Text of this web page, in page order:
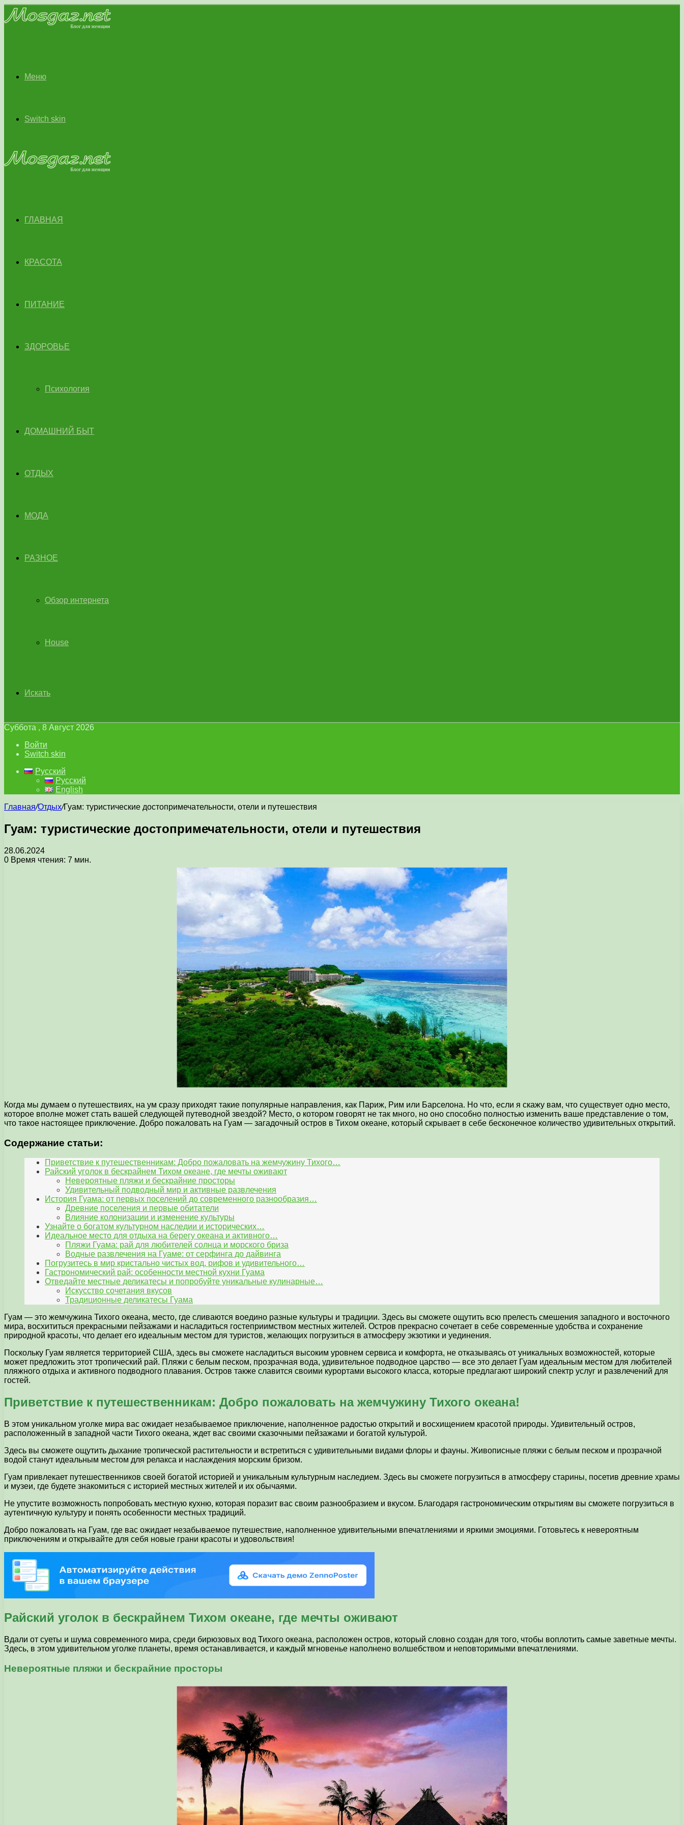
Меню
Switch skin
ГЛАВНАЯ
КРАСОТА
ПИТАНИЕ
ЗДОРОВЬЕ
Психология
ДОМАШНИЙ БЫТ
ОТДЫХ
МОДА
РАЗНОЕ
Обзор интернета
House
Искать
Суббота , 8 Август 2026
Войти
Switch skin
Русский
Русский
English
Главная/Отдых/Гуам: туристические достопримечательности, отели и путешествия
Гуам: туристические достопримечательности, отели и путешествия
28.06.2024
0 Время чтения: 7 мин.
Когда мы думаем о путешествиях, на ум сразу приходят такие популярные направления, как Париж, Рим или Барселона. Но что, если я скажу вам, что существует одно место,
которое вполне может стать вашей следующей путеводной звездой? Место, о котором говорят не так много, но оно способно полностью изменить ваше представление о том,
что такое настоящее приключение. Добро пожаловать на Гуам — загадочный остров в Тихом океане, который скрывает в себе бесконечное количество удивительных открытий.
Содержание статьи:
Приветствие к путешественникам: Добро пожаловать на жемчужину Тихого…
Райский уголок в бескрайнем Тихом океане, где мечты оживают
Невероятные пляжи и бескрайние просторы
Удивительный подводный мир и активные развлечения
История Гуама: от первых поселений до современного разнообразия…
Древние поселения и первые обитатели
Влияние колонизации и изменение культуры
Узнайте о богатом культурном наследии и исторических…
Идеальное место для отдыха на берегу океана и активного…
Пляжи Гуама: рай для любителей солнца и морского бриза
Водные развлечения на Гуаме: от серфинга до дайвинга
Погрузитесь в мир кристально чистых вод, рифов и удивительного…
Гастрономический рай: особенности местной кухни Гуама
Отведайте местные деликатесы и попробуйте уникальные кулинарные…
Искусство сочетания вкусов
Традиционные деликатесы Гуама
Гуам — это жемчужина Тихого океана, место, где сливаются воедино разные культуры и традиции. Здесь вы сможете ощутить всю прелесть смешения западного и восточного
мира, восхититься прекрасными пейзажами и насладиться гостеприимством местных жителей. Остров прекрасно сочетает в себе современные удобства и сохранение
природной красоты, что делает его идеальным местом для туристов, желающих погрузиться в атмосферу экзотики и уединения.
Поскольку Гуам является территорией США, здесь вы сможете насладиться высоким уровнем сервиса и комфорта, не отказываясь от уникальных возможностей, которые
может предложить этот тропический рай. Пляжи с белым песком, прозрачная вода, удивительное подводное царство — все это делает Гуам идеальным местом для любителей
пляжного отдыха и активного подводного плавания. Остров также славится своими курортами высокого класса, которые предлагают широкий спектр услуг и развлечений для
гостей.
Приветствие к путешественникам: Добро пожаловать на жемчужину Тихого океана!
В этом уникальном уголке мира вас ожидает незабываемое приключение, наполненное радостью открытий и восхищением красотой природы. Удивительный остров,
расположенный в западной части Тихого океана, ждет вас своими сказочными пейзажами и богатой культурой.
Здесь вы сможете ощутить дыхание тропической растительности и встретиться с удивительными видами флоры и фауны. Живописные пляжи с белым песком и прозрачной
водой станут идеальным местом для релакса и наслаждения морским бризом.
Гуам привлекает путешественников своей богатой историей и уникальным культурным наследием. Здесь вы сможете погрузиться в атмосферу старины, посетив древние храмы
и музеи, где будете знакомиться с историей местных жителей и их обычаями.
Не упустите возможность попробовать местную кухню, которая поразит вас своим разнообразием и вкусом. Благодаря гастрономическим открытиям вы сможете погрузиться в
аутентичную культуру и понять особенности местных традиций.
Добро пожаловать на Гуам, где вас ожидает незабываемое путешествие, наполненное удивительными впечатлениями и яркими эмоциями. Готовьтесь к невероятным
приключениям и открывайте для себя новые грани красоты и удовольствия!
Райский уголок в бескрайнем Тихом океане, где мечты оживают
Вдали от суеты и шума современного мира, среди бирюзовых вод Тихого океана, расположен остров, который словно создан для того, чтобы воплотить самые заветные мечты.
Здесь, в этом удивительном уголке планеты, время останавливается, и каждый мгновенье наполнено волшебством и неповторимыми впечатлениями.
Невероятные пляжи и бескрайние просторы